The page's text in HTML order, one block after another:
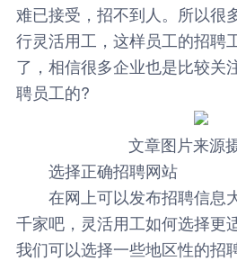
难已接受，招不到人。所以很
行灵活用工，这样员工的招聘
了，相信很多企业也是比较关
聘员工的?
文章图片来源
选择正确招聘网站
在网上可以发布招聘信息
千家吧， 灵活用工如何选择更
我们可以选择一些地区性的招